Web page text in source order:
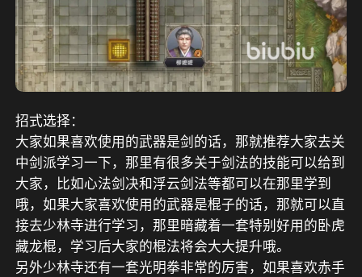
招式选择：
大家如果喜欢使用的武器是剑的话，那就推荐大家去关
中剑派学习一下，那里有很多关于剑法的技能可以给到
大家，比如心法剑决和浮云剑法等都可以在那里学到
哦，如果大家喜欢使用的武器是棍子的话，那就可以直
接去少林寺进行学习，那里暗藏着一套特别好用的卧虎
藏龙棍，学习后大家的棍法将会大大提升哦。
另外少林寺还有一套光明拳非常的厉害，如果喜欢赤手